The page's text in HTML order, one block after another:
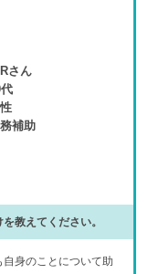
さん
補助
教えてください。
身のことについて助